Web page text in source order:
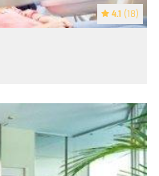
4.1 (18)